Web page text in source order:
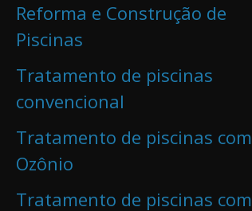
Reforma e Construção de
Piscinas
Tratamento de piscinas
convencional
Tratamento de piscinas com
Ozônio
Tratamento de piscinas com